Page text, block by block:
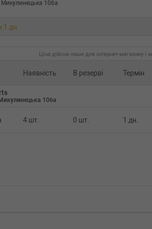
Микулинецька 106а
1 дн.
Ціна дійсна лише для інтернет-магазину і
Наявність В резерві Термін
106а
4 шт. 0 шт. 1 дн.